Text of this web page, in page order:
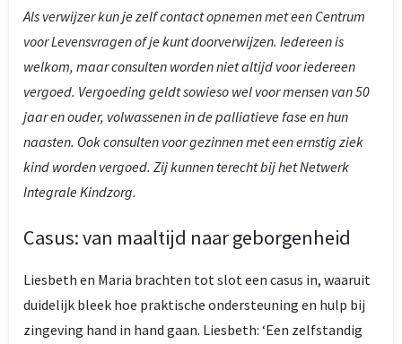
Als verwijzer kun je zelf contact opnemen met een Centrum
voor Levensvragen of je kunt doorverwijzen. Iedereen is
welkom, maar consulten worden niet altijd voor iedereen
vergoed. Vergoeding geldt sowieso wel voor mensen van 50
jaar en ouder, volwassenen in de palliatieve fase en hun
naasten. Ook consulten voor gezinnen met een ernstig ziek
kind worden vergoed. Zij kunnen terecht bij het Netwerk
Integrale Kindzorg.
Casus: van maaltijd naar geborgenheid
Liesbeth en Maria brachten tot slot een casus in, waaruit
duidelijk bleek hoe praktische ondersteuning en hulp bij
zingeving hand in hand gaan. Liesbeth: ‘Een zelfstandig